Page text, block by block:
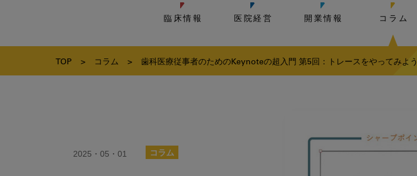
臨床情報 医院経営 開業情報 コラム
TOP > コラム > 歯科医療従事者のためのKeynoteの超入門 第5回：トレースをやってみよう
2025・05・01 コラム